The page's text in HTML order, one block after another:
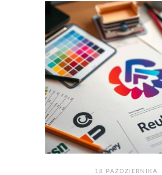
18 PAŹDZIERNIKA.